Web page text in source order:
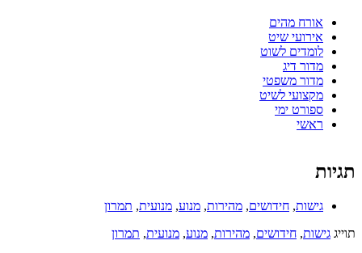
אורח מהים
אירועי שיט
לומדים לשוט
מדור דיג
מדור משפטי
מקצועי לשיט
ספורט ימי
ראשי
תגיות
גישות, חידושים, מהירות, מנוע, מנועית, תמרון
תוייג גישות, חידושים, מהירות, מנוע, מנועית, תמרון